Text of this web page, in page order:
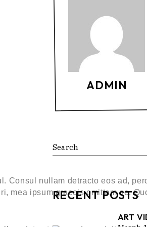
Consul nullam detracto eos ad,
ipsum graecis omittam ne.
ADMIN
RECENT POSTS
ART